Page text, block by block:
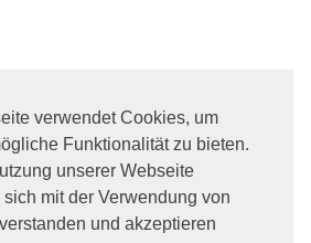
verwendet Cookies, um
Funktionalität zu bieten.
unserer Webseite
mit der Verwendung von
und akzeptieren